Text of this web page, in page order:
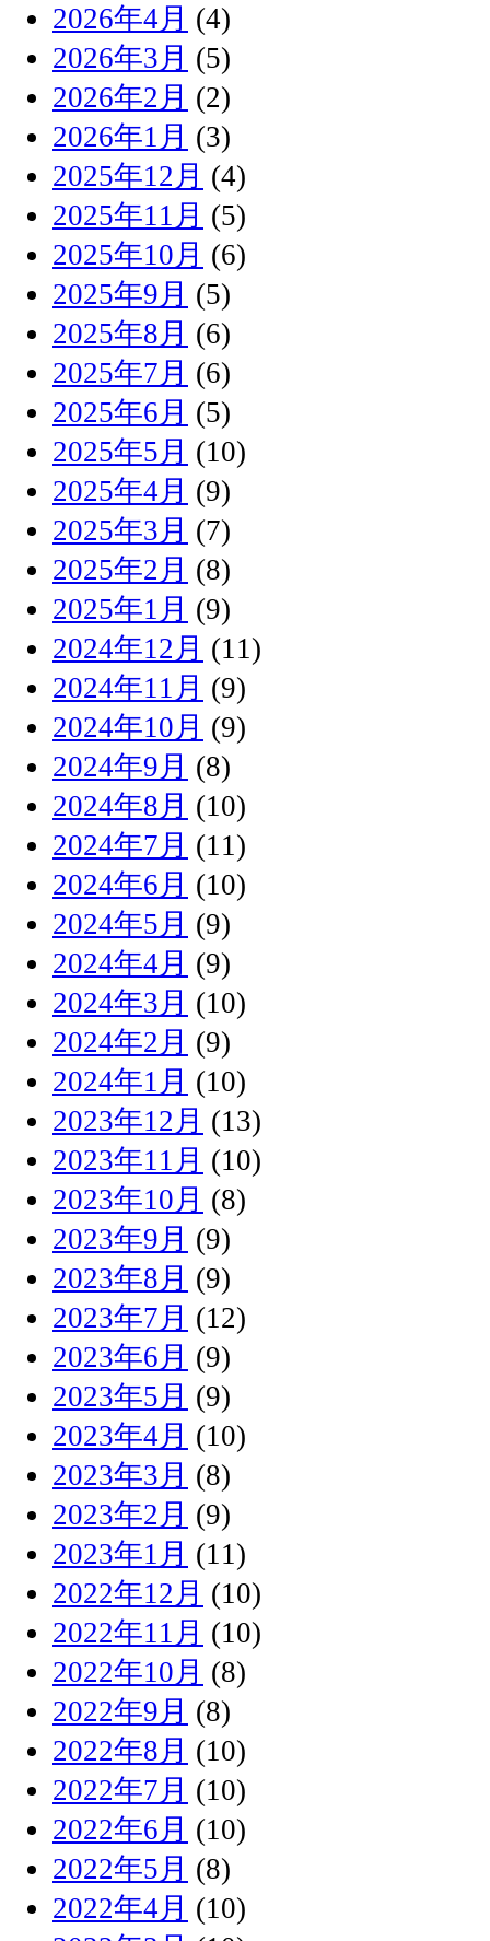
2026年4月 (4)
2026年3月 (5)
2026年2月 (2)
2026年1月 (3)
2025年12月 (4)
2025年11月 (5)
2025年10月 (6)
2025年9月 (5)
2025年8月 (6)
2025年7月 (6)
2025年6月 (5)
2025年5月 (10)
2025年4月 (9)
2025年3月 (7)
2025年2月 (8)
2025年1月 (9)
2024年12月 (11)
2024年11月 (9)
2024年10月 (9)
2024年9月 (8)
2024年8月 (10)
2024年7月 (11)
2024年6月 (10)
2024年5月 (9)
2024年4月 (9)
2024年3月 (10)
2024年2月 (9)
2024年1月 (10)
2023年12月 (13)
2023年11月 (10)
2023年10月 (8)
2023年9月 (9)
2023年8月 (9)
2023年7月 (12)
2023年6月 (9)
2023年5月 (9)
2023年4月 (10)
2023年3月 (8)
2023年2月 (9)
2023年1月 (11)
2022年12月 (10)
2022年11月 (10)
2022年10月 (8)
2022年9月 (8)
2022年8月 (10)
2022年7月 (10)
2022年6月 (10)
2022年5月 (8)
2022年4月 (10)